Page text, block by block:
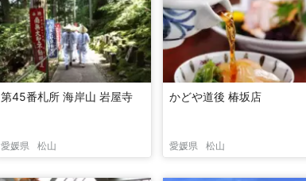
第45番札所 海岸山 岩屋寺
愛媛県 松山
かどや道後 椿坂店
愛媛県 松山